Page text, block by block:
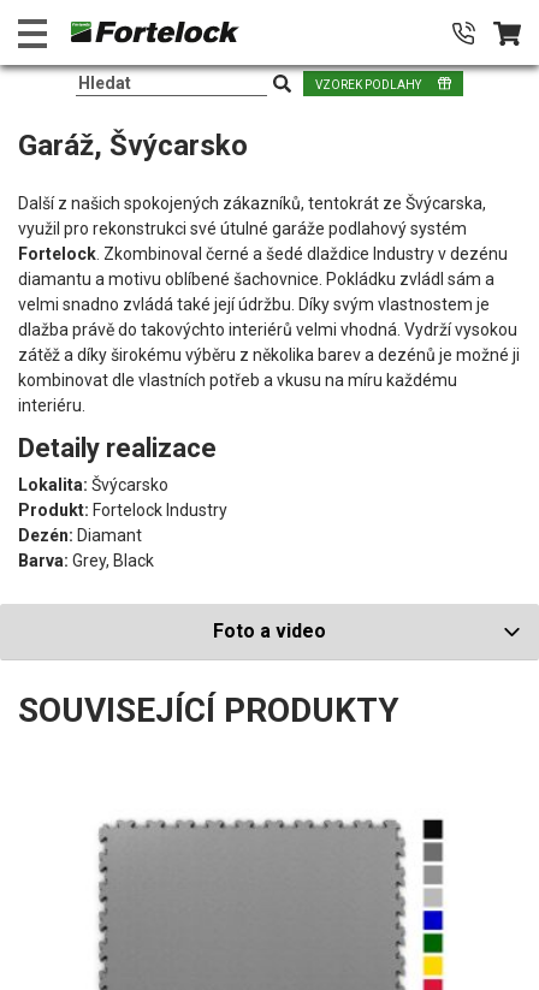
VZOREK PODLAHY
Garáž, Švýcarsko
Další z našich spokojených zákazníků, tentokrát ze Švýcarska,
využil pro rekonstrukci své útulné garáže podlahový systém
Fortelock . Zkombinoval černé a šedé dlaždice Industry v dezénu
diamantu a motivu oblíbené šachovnice. Pokládku zvládl sám a
velmi snadno zvládá také její údržbu. Díky svým vlastnostem je
dlažba právě do takovýchto interiérů velmi vhodná. Vydrží vysokou
zátěž a díky širokému výběru z několika barev a dezénů je možné ji
kombinovat dle vlastních potřeb a vkusu na míru každému
interiéru.
Detaily realizace
Lokalita: Švýcarsko
Produkt: Fortelock Industry
Dezén: Diamant
Barva: Grey, Black
Foto a video
SOUVISEJÍCÍ PRODUKTY